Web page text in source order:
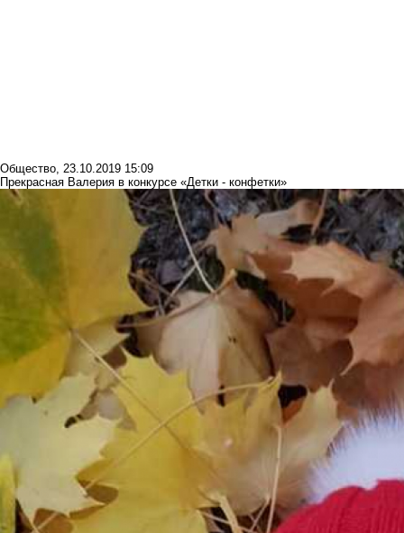
Общество, 23.10.2019 15:09
Прекрасная Валерия в конкурсе «Детки - конфетки»